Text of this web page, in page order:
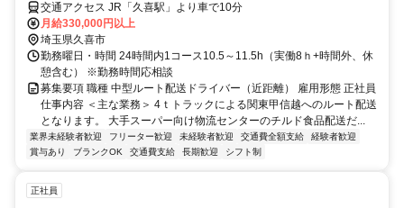
交通アクセス JR「久喜駅」より車で10分
月給330,000円以上
埼玉県久喜市
勤務曜日・時間 24時間内1コース10.5～11.5h（実働8ｈ+時間外、休
憩含む） ※勤務時間応相談
募集要項 職種 中型ルート配送ドライバー（近距離） 雇用形態 正社員
仕事内容 ＜主な業務＞ 4ｔトラックによる関東甲信越へのルート配送
となります。 大手スーパー向け物流センターのチルド食品配送だ...
業界未経験者歓迎 フリーター歓迎 未経験者歓迎 交通費全額支給
経験者歓迎
賞与あり
ブランクOK 交通費支給 長期歓迎 シフト制
正社員